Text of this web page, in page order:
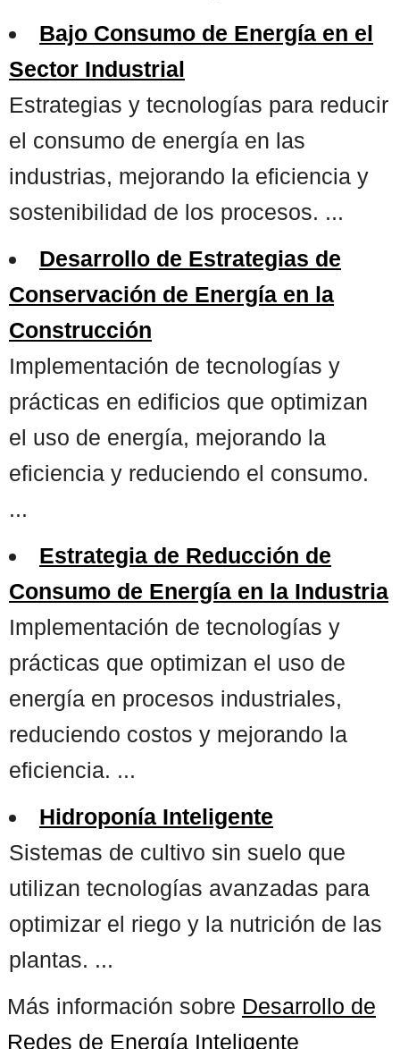
Bajo Consumo de Energía en el
Sector Industrial
Estrategias y tecnologías para reducir
el consumo de energía en las
industrias, mejorando la eficiencia y
sostenibilidad de los procesos. ...
Desarrollo de Estrategias de
Conservación de Energía en la
Construcción
Implementación de tecnologías y
prácticas en edificios que optimizan
el uso de energía, mejorando la
eficiencia y reduciendo el consumo.
...
Estrategia de Reducción de
Consumo de Energía en la Industria
Implementación de tecnologías y
prácticas que optimizan el uso de
energía en procesos industriales,
reduciendo costos y mejorando la
eficiencia. ...
Hidroponía Inteligente
Sistemas de cultivo sin suelo que
utilizan tecnologías avanzadas para
optimizar el riego y la nutrición de las
plantas. ...
Más información sobre Desarrollo de
Redes de Energía Inteligente